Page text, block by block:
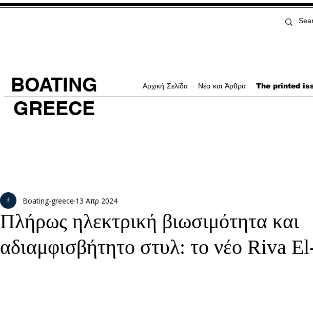
BOATING
GREECE
Αρχική Σελίδα Νέα και Άρθρα The printed
Πλήρως ηλεκτρική βιωσιμότητα και
αδιαμφισβήτητο στυλ: το νέο Riva
Boating-greece 13 Απρ 2024